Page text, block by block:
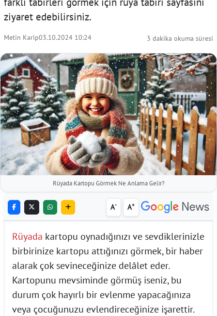
ziyaret edebilirsiniz.
Metin Karip03.10.2024 10:24 3 dakika okuma süresi
Rüyada Kartopu Görmek Ne Anlama Gelir?
A- A+
Rüyada kartopu oynadığınızı ve sevdiklerinizle
birbirinize kartopu attığınızı görmek, bir haber
alarak çok sevineceğinize delâlet eder.
Kartopunu mevsiminde görmüş iseniz, bu
durum çok hayırlı bir evlenme yapacağınıza
veya çocuğunuzu evlendireceğinize işarettir.